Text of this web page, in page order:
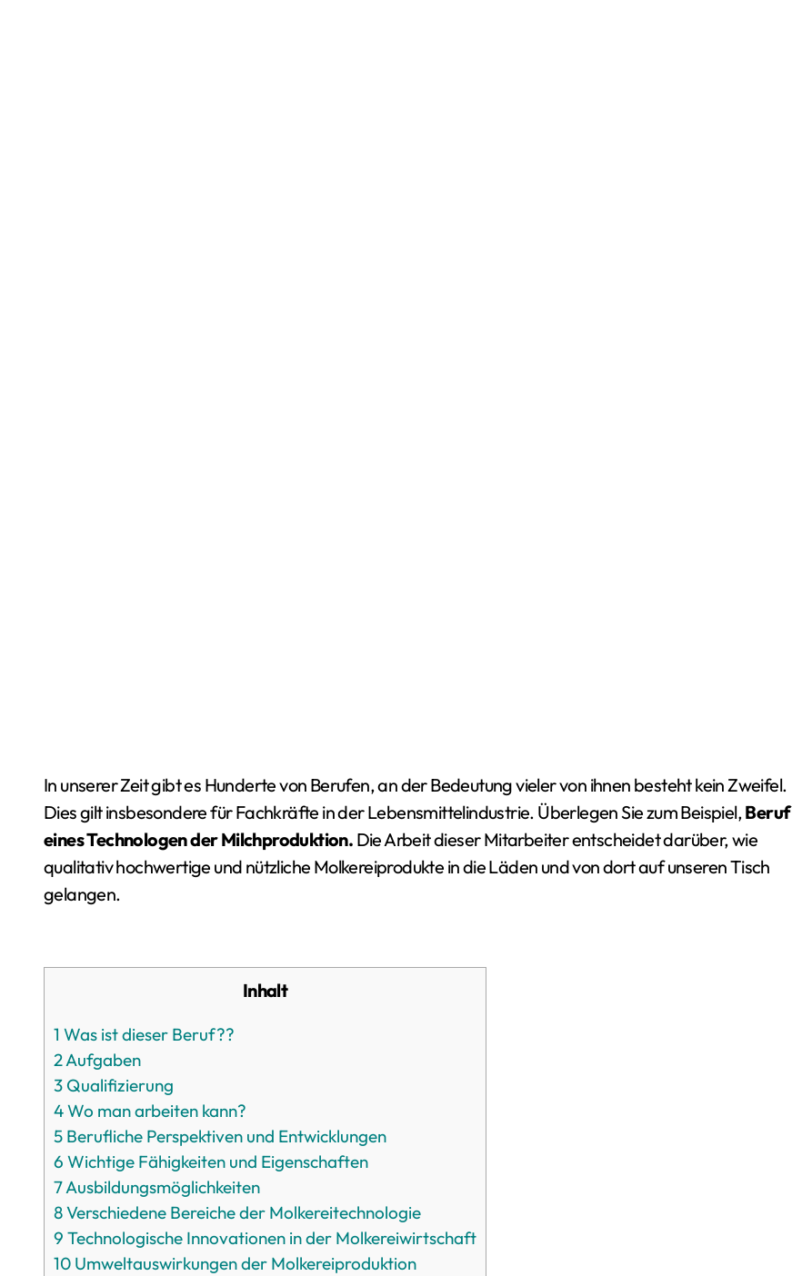
In unserer Zeit gibt es Hunderte von Berufen, an der Bedeutung vieler von ihnen besteht kein Zweifel.
Dies gilt insbesondere für Fachkräfte in der Lebensmittelindustrie. Überlegen Sie zum Beispiel,Beruf
eines Technologen der Milchproduktion. Die Arbeit dieser Mitarbeiter entscheidet darüber, wie
qualitativ hochwertige und nützliche Molkereiprodukte in die Läden und von dort auf unseren Tisch
gelangen.
Inhalt
1 Was ist dieser Beruf??
2Aufgaben
3 Qualifizierung
4Wo man arbeiten kann?
5 Berufliche Perspektiven und Entwicklungen
6 Wichtige Fähigkeiten und Eigenschaften
7Ausbildungsmöglichkeiten
8Verschiedene Bereiche der Molkereitechnologie
9 Technologische Innovationen in der Molkereiwirtschaft
10 Umweltauswirkungen der Molkereiproduktion